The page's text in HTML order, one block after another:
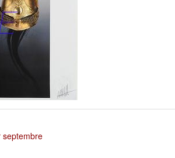
septembre